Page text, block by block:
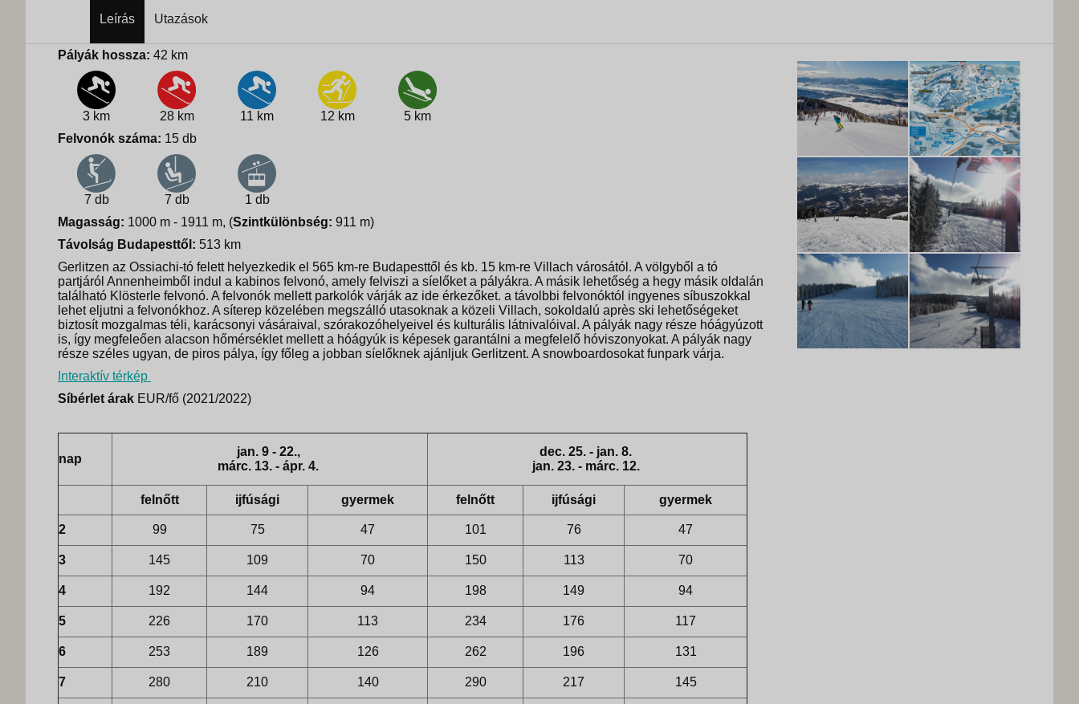
Leírás Utazások
Pályák hossza: 42 km
3 km 28 km 11 km 12 km
5 km
Felvonók száma: 15 db
7 db 7 db
1 db
Magasság: 1000 m - 1911 m, (Szintkülönbség: 911 m)
Távolság Budapesttől: 513 km
Gerlitzen az Ossiachi-tó felett helyezkedik el 565 km-re Budapesttől és kb. 15 km-re Villach városától. A völgyből a tó
partjáról Annenheimből indul a kabinos felvonó, amely felviszi a síelőket a pályákra. A másik lehetőség a hegy másik oldalán
található Klösterle felvonó. A felvonók mellett parkolók várják az ide érkezőket. a távolbbi felvonóktól ingyenes síbuszokkal
lehet eljutni a felvonókhoz. A síterep közelében megszálló utasoknak a közeli Villach, sokoldalú après ski lehetőségeket
biztosít mozgalmas téli, karácsonyi vásáraival, szórakozóhelyeivel és kulturális látnivalóival. A pályák nagy része hóágyúzott
is, így megfeleően alacson hőmérséklet mellett a hóágyúk is képesek garantálni a megfelelő hóviszonyokat. A pályák nagy
része széles ugyan, de piros pálya, így főleg a jobban síelőknek ajánljuk Gerlitzent. A snowboardosokat funpark várja.
Interaktív térkép
Síbérlet árak EUR/fő (2021/2022)
nap
jan. 9 - 22.,
márc. 13. - ápr. 4.
dec. 25. - jan. 8.
jan. 23. - márc. 12.
felnőtt ijfúsági gyermek felnőtt ijfúsági gyermek
2 99 75 47 101 76 47
3 145 109 70 150 113 70
4 192 144 94 198 149 94
5 226 170 113 234 176 117
6 253 189 126 262 196 131
7 280 210 140 290 217 145